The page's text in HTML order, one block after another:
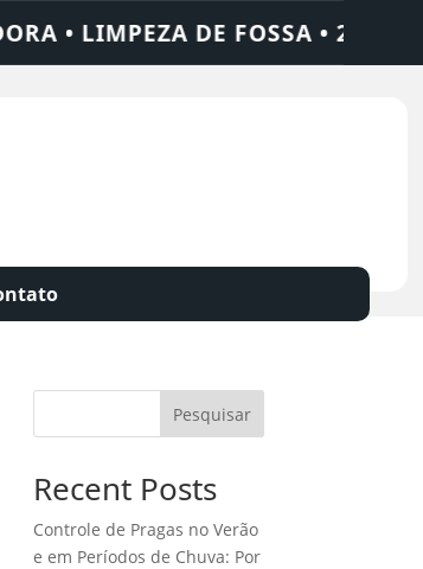
DE FOSSA • 24 HORAS •
Pesquisar
Recent Posts
Controle de Pragas no Verão
e em Períodos de Chuva: Por